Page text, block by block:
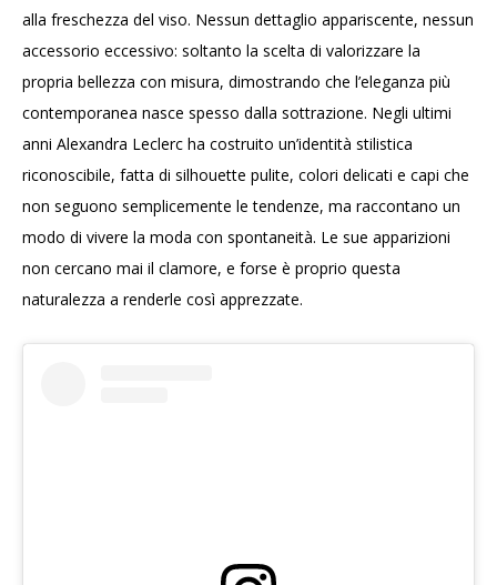
alla freschezza del viso. Nessun dettaglio appariscente, nessun
accessorio eccessivo: soltanto la scelta di valorizzare la
propria bellezza con misura, dimostrando che l’eleganza più
contemporanea nasce spesso dalla sottrazione. Negli ultimi
anni Alexandra Leclerc ha costruito un’identità stilistica
riconoscibile, fatta di silhouette pulite, colori delicati e capi che
non seguono semplicemente le tendenze, ma raccontano un
modo di vivere la moda con spontaneità. Le sue apparizioni
non cercano mai il clamore, e forse è proprio questa
naturalezza a renderle così apprezzate.